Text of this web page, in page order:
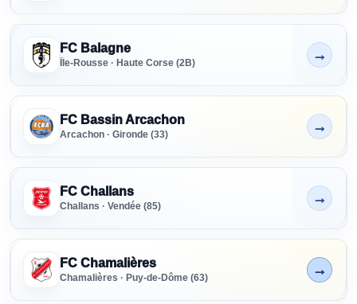
FC Balagne
Île-Rousse · Haute Corse (2B)
Non indiqué
→
FC Bassin Arcachon
Arcachon · Gironde (33)
Non indiqué
→
FC Challans
Challans · Vendée (85)
Non indiqué
→
FC Chamalières
Chamalières · Puy-de-Dôme (63)
En cours
→